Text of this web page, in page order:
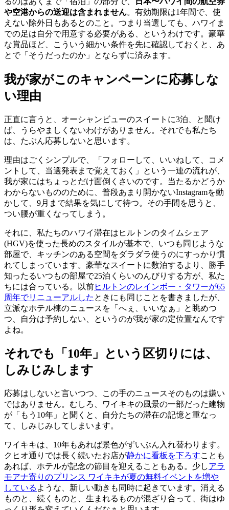
や空港からの送迎は含まれません。有効期限は1年間で、使
えない除外日もあるとのこと。つまり当選しても、ハワイま
での足は自分で用意する必要がある、というわけです。豪華
な賞品ほど、こういう細かい条件を先に確認しておくと、あ
とで「そうだったのか」とならずに済みます。
我が家がこのキャンペーンに応募しな
い理由
正直に言うと、オーシャンビューのスイートに3泊、と聞け
ば、うらやましくないわけがありません。それでも私たち
は、たぶん応募しないと思います。
理由はごくシンプルで、「フォローして、いいねして、コメ
ントして、当選発表まで覚えておく」という一連の流れが、
我が家にはちょっとだけ面倒くさいのです。当たるかどうか
わからないもののために、普段あまり開かないInstagramを動
かして、9月まで結果を気にして待つ。その手間を思うと、
つい腰が重くなってしまう。
それに、私たちのハワイ滞在はヒルトンのタイムシェア
(HGV)を使った長めのスタイルが基本で、いつも同じような
部屋で、キッチンのある空間をダラダラ使うのにすっかり慣
れてしまっています。豪華なスイートに数泊するより、勝手
知ったるいつもの部屋で25泊くらいのんびりする方が、私た
ちには合っている。以前ヒルトンのレインボー・タワーが65
周年でリニューアルした ときにも同じことを書きましたが、
立派なホテル棟のニュースを「へぇ、いいなぁ」と眺めつ
つ、自分は予約しない、というのが我が家の定位置なんです
よね。
それでも「10年」という区切りには、
しみじみします
応募はしないと言いつつ、この手のニュースそのものは嫌い
ではありません。むしろ、ワイキキの風景の一部だった建物
が「もう10年」と聞くと、自分たちの滞在の記憶と重なっ
て、しみじみしてしまいます。
ワイキキは、10年もあれば景色がずいぶん入れ替わります。
クヒオ通りでは長く続いたお店が静かに看板を下ろすことも
あれば、ホテルが記念の節目を迎えることもある。少しアラ
モアナ寄りのプリンス ワイキキが夏の無料イベントを増や
している ような、新しい動きも同時に起きています。消える
ものと、続くものと、生まれるものが混ざり合って、街はゆ